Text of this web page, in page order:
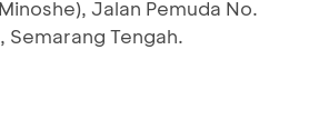
Jalan Pemuda No.
Semarang Tengah.